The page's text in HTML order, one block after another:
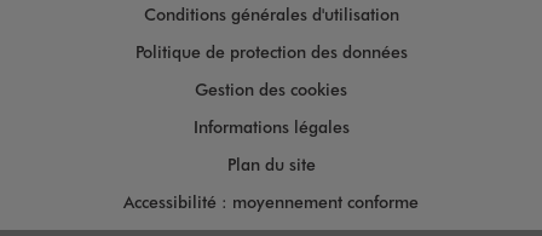
Conditions générales d'utilisation
Politique de protection des données
Gestion des cookies
Informations légales
Plan du site
Accessibilité : moyennement conforme